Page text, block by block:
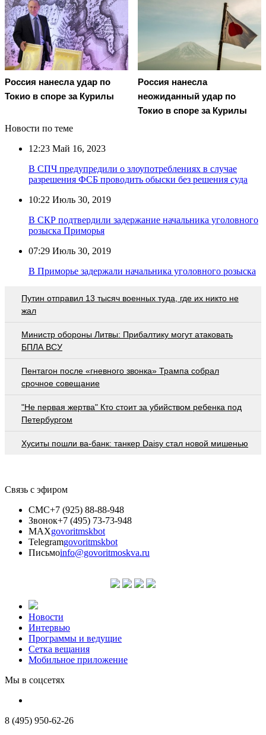
Россия нанесла удар по
Токио в споре за Курилы
Россия нанесла
неожиданный удар по
Токио в споре за Курилы
Новости по теме
12:23 Май 16, 2023
В СПЧ предупредили о злоупотреблениях в случае
разрешения ФСБ проводить обыски без решения суда
10:22 Июль 30, 2019
В СКР подтвердили задержание начальника уголовного
розыска Приморья
07:29 Июль 30, 2019
В Приморье задержали начальника уголовного розыска
Путин отправил 13 тысяч военных туда, где их никто не
жал
Министр обороны Литвы: Прибалтику могут атаковать
БПЛА ВСУ
Пентагон после «гневного звонка» Трампа собрал
срочное совещание
"Не первая жертва" Кто стоит за убийством ребенка под
Петербургом
Хуситы пошли ва-банк: танкер Daisy стал новой мишенью
Связь с эфиром
СМС+7 (925) 88-88-948
Звонок+7 (495) 73-73-948
MAXgovoritmskbot
Telegramgovoritmskbot
Письмоinfo@govoritmoskva.ru
Новости
Интервью
Программы и ведущие
Сетка вещания
Мобильное приложение
Мы в соцсетях
8 (495) 950-62-26